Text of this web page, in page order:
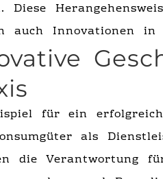
Diese
auch Innovationen in
für ein
als
die Verantwortung